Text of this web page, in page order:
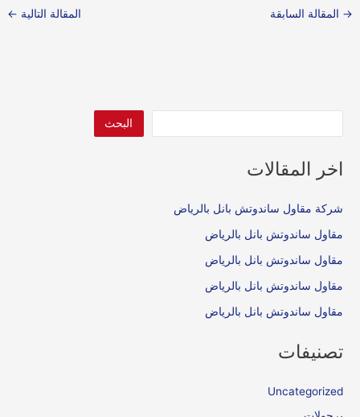
→ المقالة السابقة المقالة التالية ←
البحث
اخر المقالات
شركة مقاول ساندوتش بانل بالرياض
مقاول ساندوتش بانل بالرياض
مقاول ساندوتش بانل بالرياض
مقاول ساندوتش بانل بالرياض
مقاول ساندوتش بانل بالرياض
تصنيفات
Uncategorized